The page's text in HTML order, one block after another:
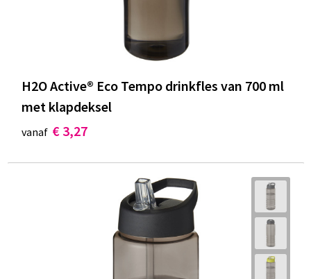
H2O Active® Eco Tempo drinkfles van 700 ml
met klapdeksel
vanaf € 3,27